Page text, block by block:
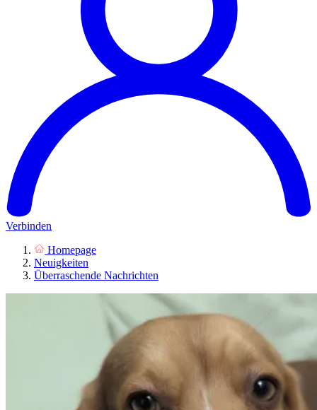
Verbinden
Homepage
Neuigkeiten
Überraschende Nachrichten